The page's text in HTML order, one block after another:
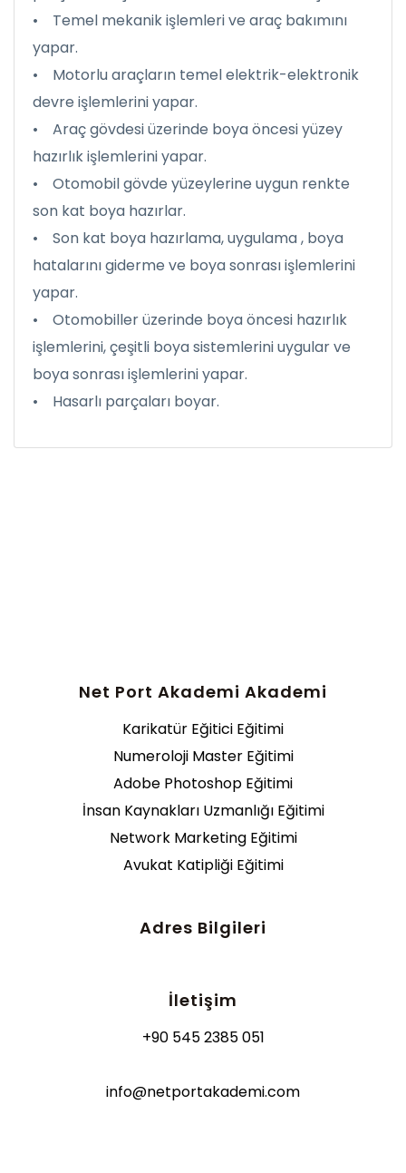
• Temel mekanik işlemleri ve araç bakımını
yapar.
• Motorlu araçların temel elektrik-elektronik
devre işlemlerini yapar.
• Araç gövdesi üzerinde boya öncesi yüzey
hazırlık işlemlerini yapar.
• Otomobil gövde yüzeylerine uygun renkte
son kat boya hazırlar.
• Son kat boya hazırlama, uygulama , boya
hatalarını giderme ve boya sonrası işlemlerini
yapar.
• Otomobiller üzerinde boya öncesi hazırlık
işlemlerini, çeşitli boya sistemlerini uygular ve
boya sonrası işlemlerini yapar.
• Hasarlı parçaları boyar.
Net Port Akademi Akademi
Karikatür Eğitici Eğitimi
Numeroloji Master Eğitimi
Adobe Photoshop Eğitimi
İnsan Kaynakları Uzmanlığı Eğitimi
Network Marketing Eğitimi
Avukat Katipliği Eğitimi
Adres Bilgileri
İletişim
+90 545 2385 051
info@netportakademi.com